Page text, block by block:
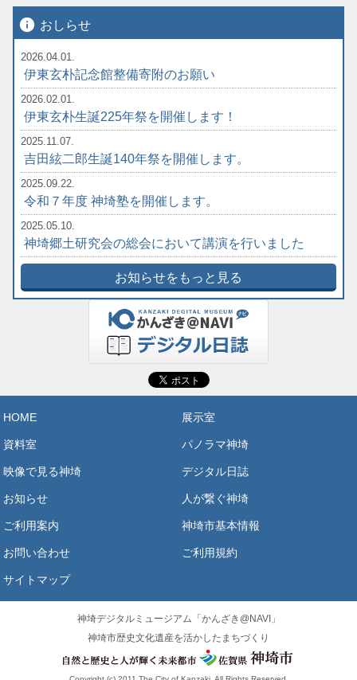
info おしらせ
2026.04.01.
伊東玄朴記念館整備寄附のお願い
2026.02.01.
伊東玄朴生誕225年祭を開催します！
2025.11.07.
吉田絃二郎生誕140年祭を開催します。
2025.09.22.
令和７年度 神埼塾を開催します。
2025.05.10.
神埼郷土研究会の総会において講演を行いました
お知らせをもっと見る
HOME 展示室
資料室 パノラマ神埼
映像で見る神埼 デジタル日誌
お知らせ 人が繋ぐ神埼
ご利用案内 神埼市基本情報
お問い合わせ ご利用規約
サイトマップ
神埼デジタルミュージアム「かんざき@NAVI」
神埼市歴史文化遺産を活かしたまちづくり